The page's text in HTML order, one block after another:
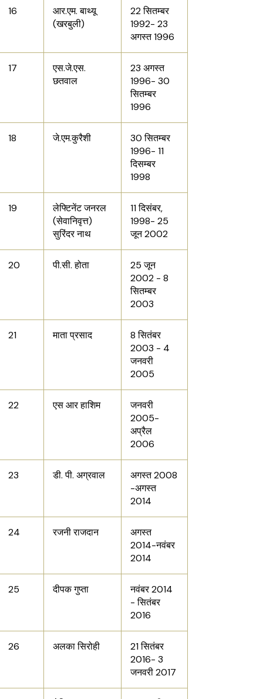
16
आर.एम. बाथ्यू
(खरबुली)
22 सितम्बर
1992- 23
अगस्त 1996
17
एस.जे.एस.
छतवाल
23 अगस्त
1996- 30
सितम्बर
1996
18 जे.एम.कुरैशी
30 सितम्बर
1996- 11
दिसम्बर
1998
19
लेफ्टिनेंट जनरल
(सेवानिवृत्त)
सुरिंदर नाथ
11 दिसंबर,
1998- 25
जून 2002
20 पी.सी. होता
25 जून
2002 - 8
सितम्बर
2003
21 माता प्रसाद
8 सितंबर
2003 - 4
जनवरी
2005
22 एस आर हाशिम
जनवरी
2005-
अप्रैल
2006
23 डी. पी. अग्रवाल
अगस्त 2008
-अगस्त
2014
24 रजनी राजदान
अगस्त
2014-नवंबर
2014
25 दीपक गुप्ता
नवंबर 2014
- सितंबर
2016
26 अलका सिरोही
21 सितंबर
2016- 3
जनवरी 2017